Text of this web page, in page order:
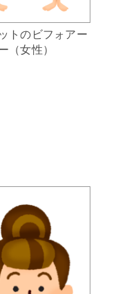
トのビフォアー
（女性）